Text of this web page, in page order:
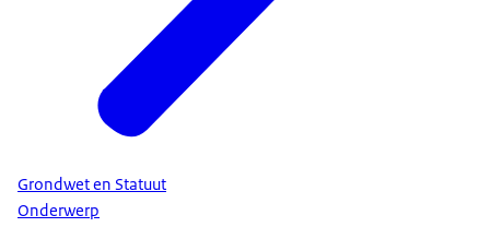
Grondwet en Statuut
Onderwerp